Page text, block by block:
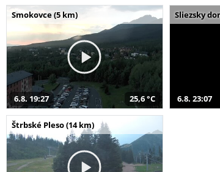
Smokovce (5 km)
6.8. 19:27 25,6 °C
Sliezsky
6.8. 23:07
Štrbské Pleso (14 km)